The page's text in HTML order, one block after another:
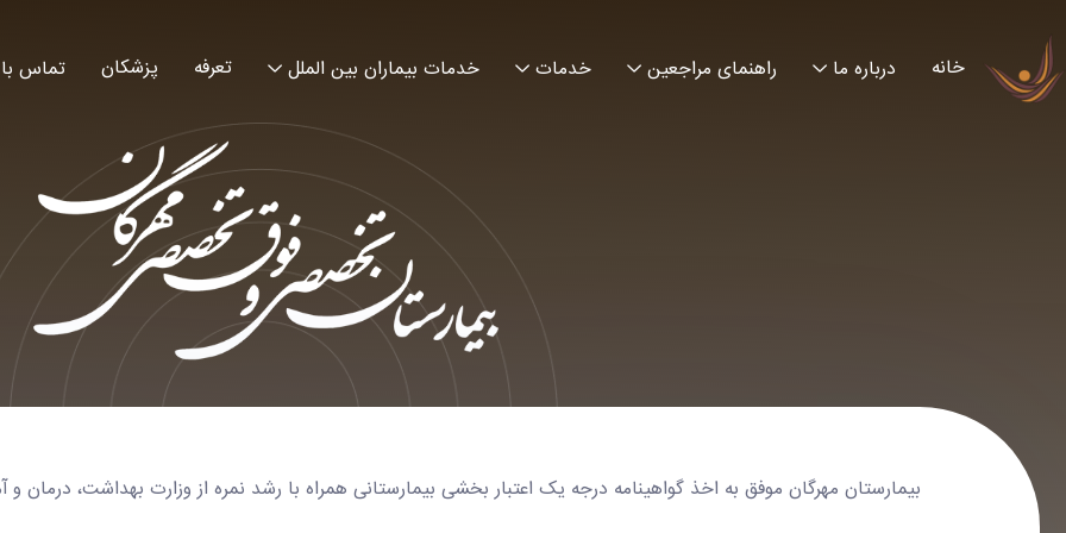
خانه درباره ما راهنمای مراجعین خدمات خدمات بیماران بین الملل تعرفه پزشکان تماس
بیمارستان مهرگان موفق به اخذ گواهینامه درجه یک اعتبار بخشی بیمارستانی همراه با رشد نمره از وزارت بهداشت، درمان